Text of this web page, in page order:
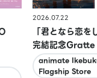
2026.07.22
「君となら恋を
完結記念Gratte
animate
Flagship Store